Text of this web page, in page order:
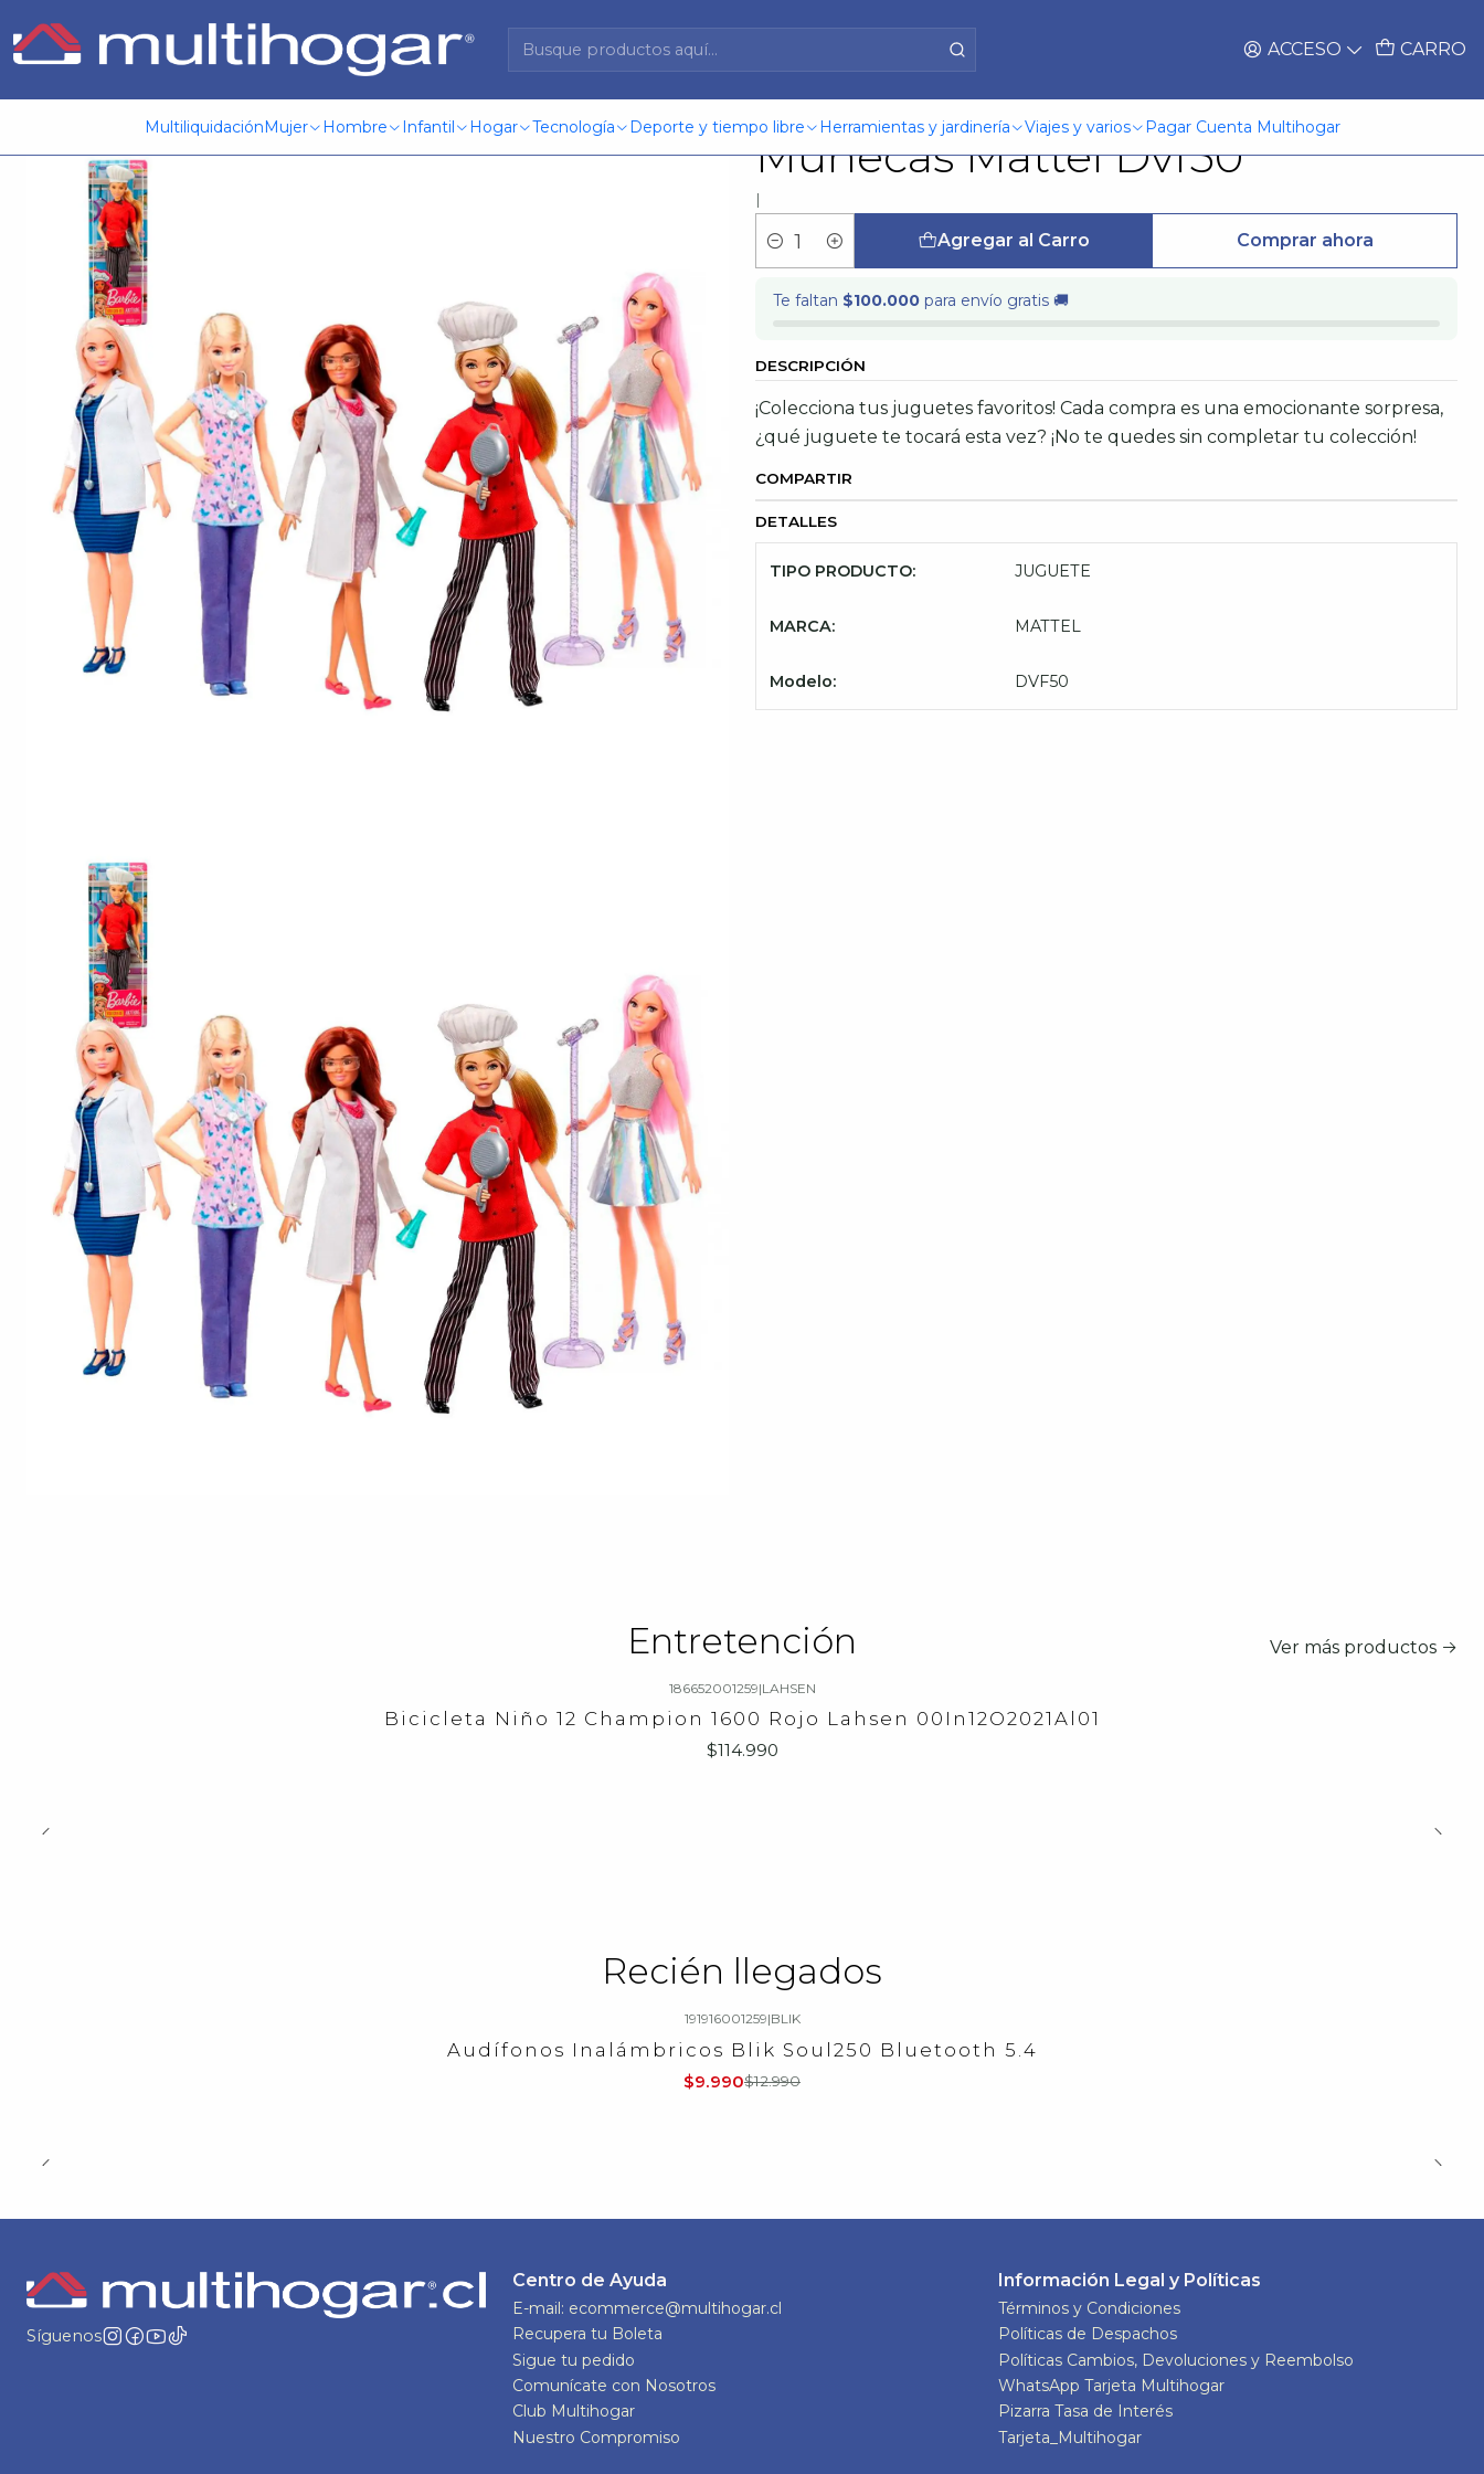
ACCESO CARRO
MultiliquidaciónMujer Hombre Infantil Hogar Tecnología Deporte y tiempo libre Herramientas y jardinería Viajes y varios Pagar Cuenta Multihogar
Inicio Jugueteria Barbie
Brb Profesiones Surt De
Muñecas Mattel Dvf50
|
Cantidad
Agregar al Carro Comprar ahora
Te faltan $100.000 para envío gratis 🚚
DESCRIPCIÓN
¡Colecciona tus juguetes favoritos! Cada compra es una emocionante sorpresa,
¿qué juguete te tocará esta vez? ¡No te quedes sin completar tu colección!
COMPARTIR
DETALLES
TIPO PRODUCTO: JUGUETE
MARCA: MATTEL
Modelo: DVF50
Entretención Ver más productos
186652001259|LAHSEN
Bicicleta Niño 12 Champion 1600 Rojo Lahsen 00In12O2021Al01
$114.990
Recién llegados
191916001259|BLIK
Audífonos Inalámbricos Blik Soul250 Bluetooth 5.4
$9.990$12.990
Síguenos
Centro de Ayuda
E-mail: ecommerce@multihogar.cl
Recupera tu Boleta
Sigue tu pedido
Comunícate con Nosotros
Club Multihogar
Nuestro Compromiso
Información Legal y Políticas
Términos y Condiciones
Políticas de Despachos
Políticas Cambios, Devoluciones y Reembolso
WhatsApp Tarjeta Multihogar
Pizarra Tasa de Interés
Tarjeta_Multihogar